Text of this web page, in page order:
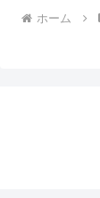
ホーム